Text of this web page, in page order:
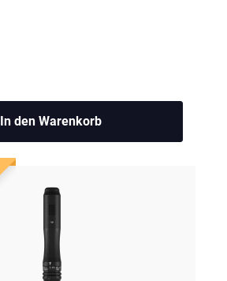
In den Warenkorb